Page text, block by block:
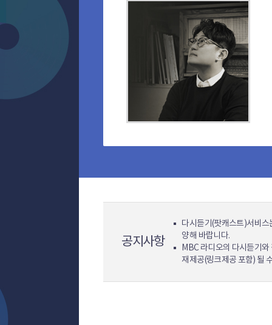
공지사항
다시듣기(팟캐스트)서비스
양해 바랍니다.
MBC 라디오의 다시듣기
재제공(링크제공 포함) 될